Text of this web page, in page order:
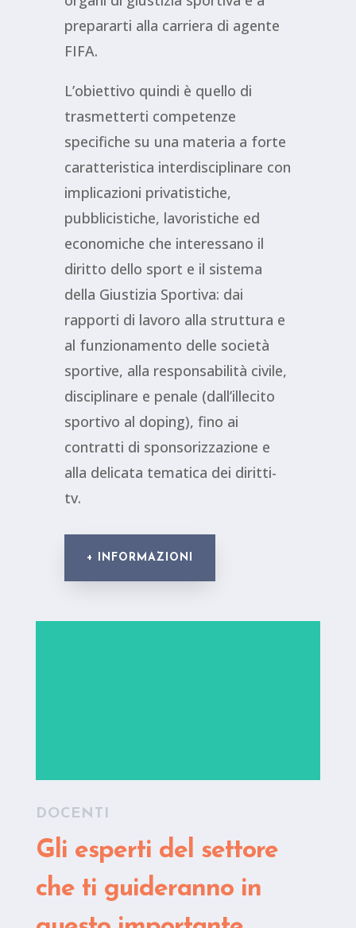
prepararti alla carriera di agente
FIFA.
L’obiettivo quindi è quello di
trasmetterti competenze
specifiche su una materia a forte
caratteristica interdisciplinare con
implicazioni privatistiche,
pubblicistiche, lavoristiche ed
economiche che interessano il
diritto dello sport e il sistema
della Giustizia Sportiva: dai
rapporti di lavoro alla struttura e
al funzionamento delle società
sportive, alla responsabilità civile,
disciplinare e penale (dall’illecito
sportivo al doping), fino ai
contratti di sponsorizzazione e
alla delicata tematica dei diritti-
tv.
+ INFORMAZIONI
DOCENTI
Gli esperti del settore
che ti guideranno in